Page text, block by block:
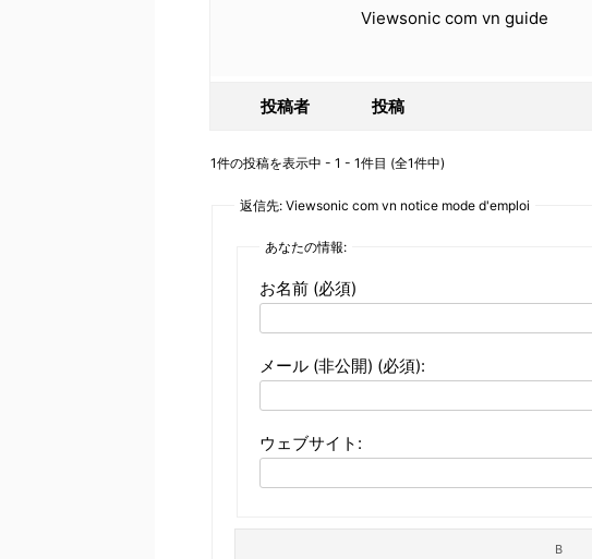
Viewsonic com vn guide
投稿者 投稿
1件の投稿を表示中 - 1 - 1件目 (全1件中)
返信先: Viewsonic com vn notice mode d'emploi
あなたの情報:
お名前 (必須)
メール (非公開) (必須):
ウェブサイト: